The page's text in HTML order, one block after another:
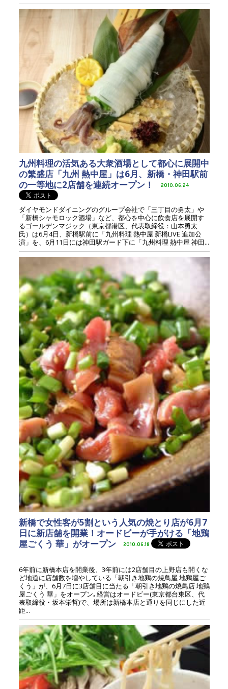
九州料理の活気ある大衆酒場として都心に展開中
の繁盛店「九州 熱中屋」は6月、新橋・神田駅前
の一等地に2店舗を連続オープン！
2010.06.24
ダイヤモンドダイニングのグループ会社で「三丁目の勇太」や
「新橋シャモロック酒場」など、都心を中心に飲食店を展開す
るゴールデンマジック（東京都港区、代表取締役：山本勇太
氏）は6月4日、新橋駅前に「九州料理 熱中屋 新橋LIVE 追加公
演」を、6月11日には神田駅ガード下に「九州料理 熱中屋 神田...
新橋で女性客が5割という人気の焼とり店が6月7
日に新店舗を開業！オードビーが手がける「地鶏
屋ごくう 華」がオープン
2010.06.18
6年前に新橋本店を開業後、3年前には2店舗目の上野店も開くな
ど地道に店舗数を増やしている「朝引き地鶏の焼鳥屋 地鶏屋ご
くう」が、6月7日に3店舗目に当たる「朝引き地鶏の焼鳥店 地鶏
屋ごくう 華」をオープン｡経営はオードビー(東京都台東区、代
表取締役・坂本栄哲)で、場所は新橋本店と通りを同じにした近
距...